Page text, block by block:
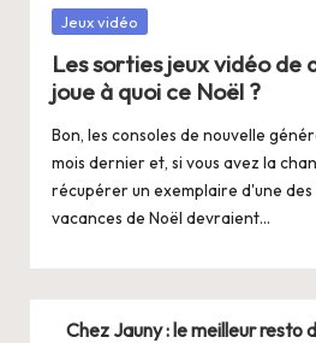
Posted
Jeux vidéo
Les sorties jeux vidéo de
joue à quoi ce Noël ?
Bon, les consoles de nouvelle
mois dernier et, si vous avez la
récupérer un exemplaire d'une des
vacances de Noël devraient…
Chez Jauny : le meilleur resto